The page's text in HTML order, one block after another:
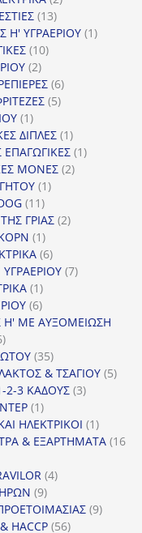
1313
προϊόντα
Η' ΥΓΡΑΕΡΙΟΥ 11
1010
22
προϊόντα
66
προϊόντα
55
11
προϊόν
ΔΙΠΛΕΣ 11
προϊόν
ΕΠΑΓΩΓΙΚΕΣ 11
ΜΟΝΕΣ 22
11
1111
προϊόντα
ΓΡΙΑΣ 22
11
προϊόν
66
προϊόντα
77
11
προϊόν
66
προϊόντα
Η' ΜΕ ΑΥΞΟΜΕΙΩΣΗ
6
προϊόντα
3535
προϊόντα
& ΤΣΑΓΙΟΥ 55
2-3 ΚΑΔΟΥΣ 33
11
προϊόν
ΗΛΕΚΤΡΙΚΟΙ 11
προϊόν
& ΕΞΑΡΤΗΜΑΤΑ 16
44
99
προϊόντα99
HACCP 5656